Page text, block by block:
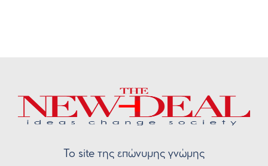
Το site της επώνυμης γνώμης